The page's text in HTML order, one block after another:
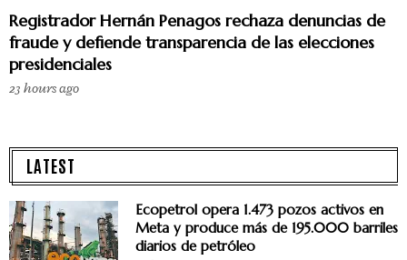
Registrador Hernán Penagos rechaza denuncias de
fraude y defiende transparencia de las elecciones
presidenciales
23 hours ago
LATEST
Ecopetrol opera 1.473 pozos activos en
Meta y produce más de 195.000 barriles
diarios de petróleo